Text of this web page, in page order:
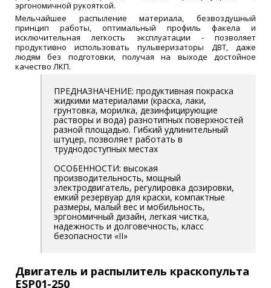
эргономичной рукояткой.
Мельчайшее распыление материала, безвоздушный
принцип работы, оптимальный профиль факела и
исключительная легкость эксплуатации - позволяет
продуктивно использовать пульверизаторы ДВТ, даже
людям без подготовки, получая на выходе достойное
качество ЛКП.
ПРЕДНАЗНАЧЕНИЕ: продуктивная покраска
жидкими материалами (краска, лаки,
грунтовка, морилка, дезинфицирующие
растворы и вода) разнотипных поверхностей
разной площадью. Гибкий удлинительный
штуцер, позволяет работать в
труднодоступных местах
ОСОБЕННОСТИ: высокая
производительность, мощный
электродвигатель, регулировка дозировки,
емкий резервуар для краски, компактные
размеры, малый вес и мобильность,
эргономичный дизайн, легкая чистка,
надежность и долговечность, класс
безопасности «II»
Двигатель и распылитель краскопульта
ESP01-250